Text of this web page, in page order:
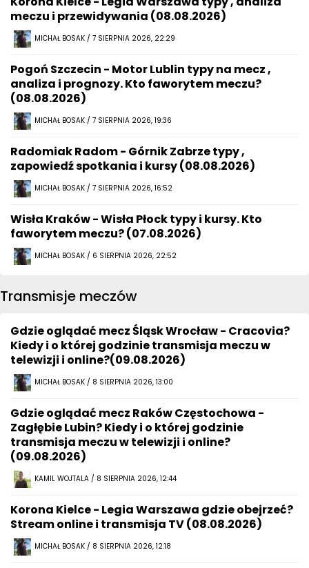
meczu i przewidywania (08.08.2026)
MICHAŁ BOSAK / 7 SIERPNIA 2026, 22:29
Pogoń Szczecin - Motor Lublin typy na mecz ,
analiza i prognozy. Kto faworytem meczu?
(08.08.2026)
MICHAŁ BOSAK / 7 SIERPNIA 2026, 19:36
Radomiak Radom - Górnik Zabrze typy ,
zapowiedź spotkania i kursy (08.08.2026)
MICHAŁ BOSAK / 7 SIERPNIA 2026, 16:52
Wisła Kraków - Wisła Płock typy i kursy. Kto
faworytem meczu? (07.08.2026)
MICHAŁ BOSAK / 6 SIERPNIA 2026, 22:52
Transmisje meczów
Gdzie oglądać mecz Śląsk Wrocław - Cracovia?
Kiedy i o której godzinie transmisja meczu w
telewizji i online?(09.08.2026)
MICHAŁ BOSAK / 8 SIERPNIA 2026, 13:00
Gdzie oglądać mecz Raków Częstochowa -
Zagłębie Lubin? Kiedy i o której godzinie
transmisja meczu w telewizji i online?
(09.08.2026)
KAMIL WOJTALA / 8 SIERPNIA 2026, 12:44
Korona Kielce - Legia Warszawa gdzie obejrzeć?
Stream online i transmisja TV (08.08.2026)
MICHAŁ BOSAK / 8 SIERPNIA 2026, 12:18